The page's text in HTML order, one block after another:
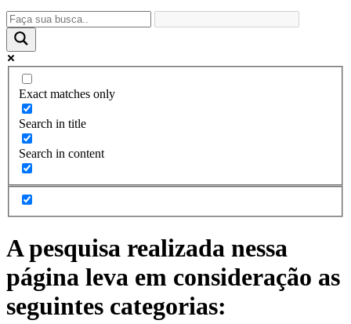
Exact matches only
Search in title
Search in content
A pesquisa realizada nessa
página leva em consideração as
seguintes categorias: